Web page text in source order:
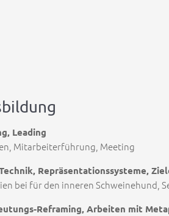
Leading
Mitarbeiterführung, Meeting
Repräsentationssysteme,
bei für den inneren Schweinehund,
Reframing, Arbeiten mit